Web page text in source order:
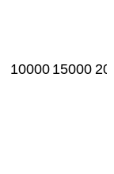
10000 15000